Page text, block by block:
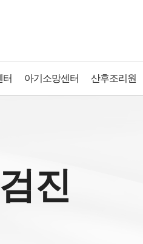
터 아기소망센터 산후조리원
진